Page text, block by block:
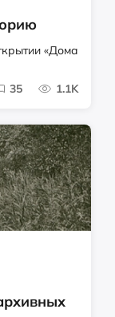
«Дома
35 1.1K